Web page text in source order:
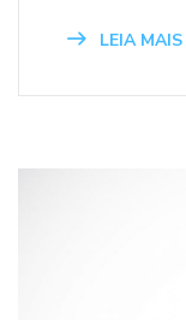
LEIA MAIS